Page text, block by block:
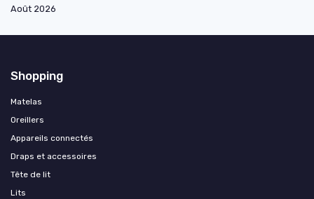
Août 2026
Shopping
Matelas
Oreillers
Appareils connectés
Draps et accessoires
Tête de lit
Lits